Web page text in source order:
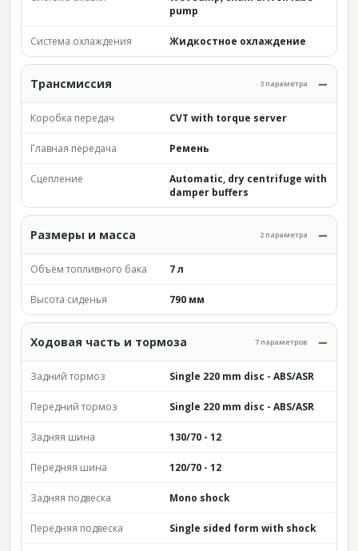
pump
Система охлаждения Жидкостное охлаждение
Трансмиссия 3 параметра
Коробка передач CVT with torque server
Главная передача Ремень
Сцепление
Automatic, dry centrifuge with
damper buffers
Размеры и масса 2 параметра
Объём топливного бака 7 л
Высота сиденья 790 мм
Ходовая часть и тормоза 7 параметров
Задний тормоз Single 220 mm disc - ABS/ASR
Передний тормоз Single 220 mm disc - ABS/ASR
Задняя шина 130/70 - 12
Передняя шина 120/70 - 12
Задняя подвеска Mono shock
Передняя подвеска Single sided form with shock